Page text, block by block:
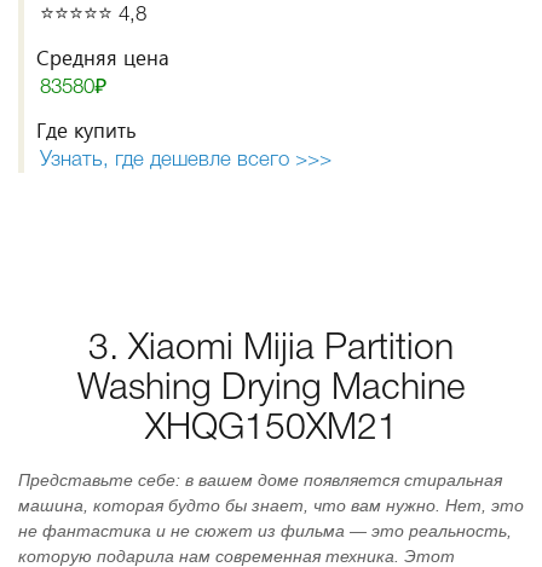
⭐️⭐️⭐️⭐️⭐️ 4,8
Средняя цена
83580₽
Где купить
Узнать, где дешевле всего >>>
3. Xiaomi Mijia Partition
Washing Drying Machine
XHQG150XM21
Представьте себе: в вашем доме появляется стиральная
машина, которая будто бы знает, что вам нужно. Нет, это
не фантастика и не сюжет из фильма — это реальность,
которую подарила нам современная техника. Этот